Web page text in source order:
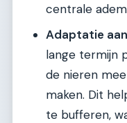
centrale
Adaptatie
lange termijn
de nieren
maken. Dit
te bufferen,